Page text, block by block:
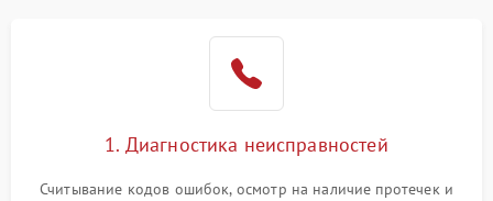
1700 ₽
циркуляционным насосом
2100 ₽ Подробнее →
1. Диагностика неисправностей
Считывание кодов ошибок, осмотр на наличие протечек и